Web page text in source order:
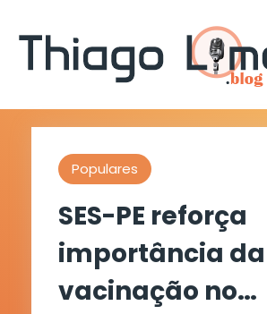
Populares
SES-PE reforça
importância da
vacinação no